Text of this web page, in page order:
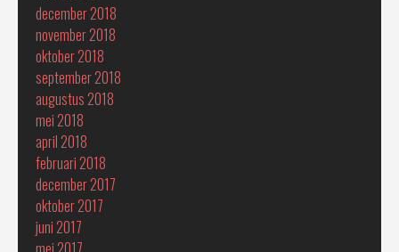
december 2018
november 2018
oktober 2018
september 2018
augustus 2018
mei 2018
april 2018
februari 2018
december 2017
oktober 2017
juni 2017